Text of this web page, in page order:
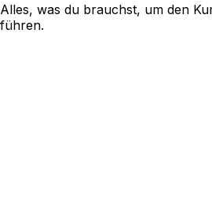
Alles, was du brauchst, um den
führen.